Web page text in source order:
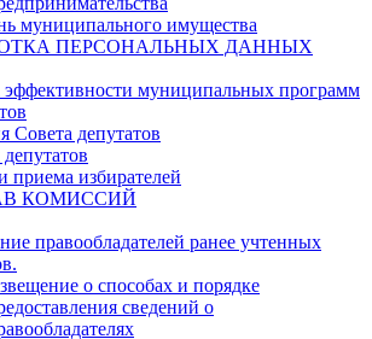
муниципального имущества
ПЕРСОНАЛЬНЫХ ДАННЫХ
муниципальных программ
Совета депутатов
приема избирателей
КОМИССИЙ
правообладателей ранее учтенных
о способах и порядке
сведений о